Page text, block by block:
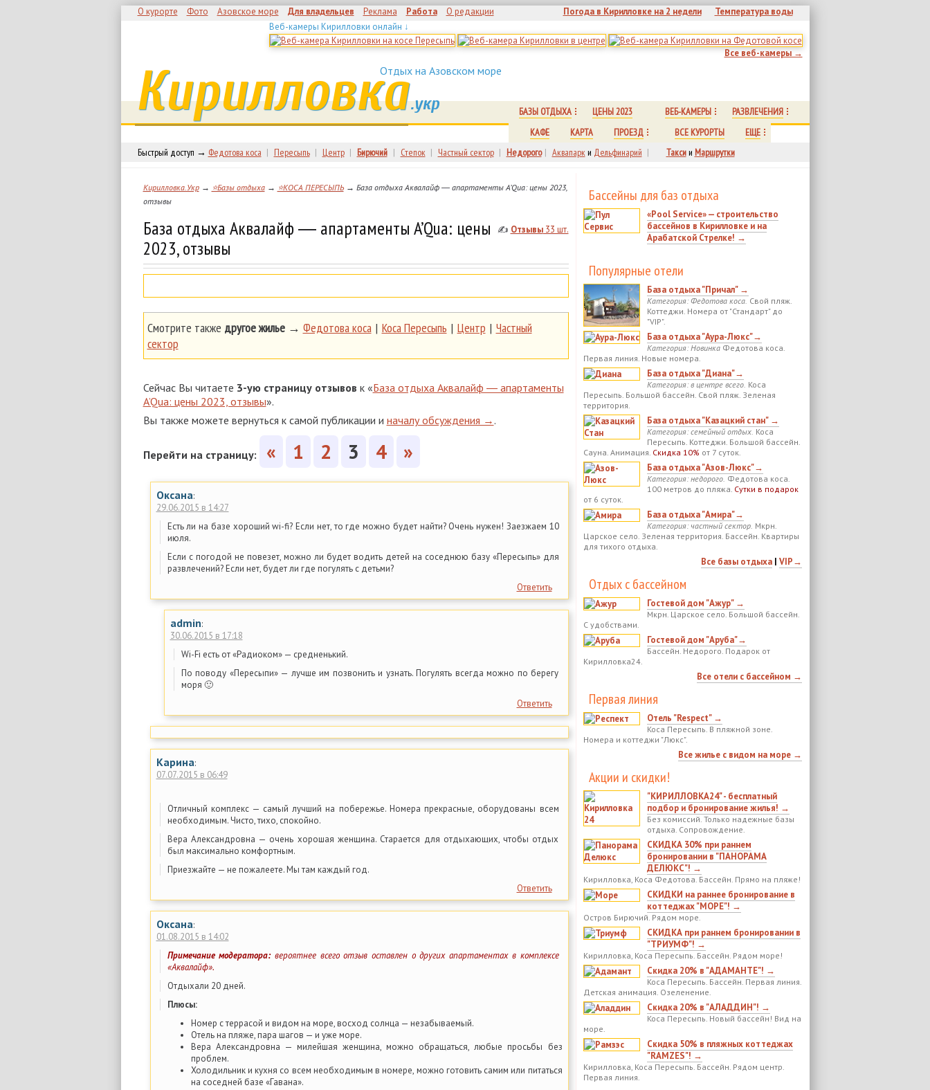
О курорте Фото Азовское море Для владельцев Реклама Работа О редакции Погода в Кирилловке на 2 недели
Температура воды
Веб-камеры Кирилловки онлайн ↓
Все веб-камеры →
Отдых на Азовском море
Кирилловка.укр БАЗЫ ОТДЫХА ЦЕНЫ 2023 ВЕБ-КАМЕРЫ
РАЗВЛЕЧЕНИЯ
КАФЕ
КАРТА ПРОЕЗД ВСЕ КУРОРТЫ
ЕЩЕ
Быстрый доступ → Федотова коса | Пересыпь | Центр | Бирючий | Степок | Частный сектор | Недорого | Аквапарки Дельфинарий | Таксии Маршрутки
Кирилловка.Укр→ ⭐Базы отдыха→ ⭐КОСА ПЕРЕСЫПЬ→ База отдыха Аквалайф ― апартаменты A’Qua: цены 2023,
отзывы
✍ Отзывы33 шт.
База отдыха Аквалайф ― апартаменты A’Qua: цены
2023, отзывы
Смотрите также другое жилье→ Федотова коса | Коса Пересыпь | Центр | Частный
сектор
Сейчас Вы читаете 3-ую страницу отзывов к «База отдыха Аквалайф ― апартаменты
A’Qua: цены 2023, отзывы».
Вы также можете вернуться к самой публикации и началу обсуждения →.
Перейти на страницу: « 1 2 3 4 »
Оксана:
29.06.2015 в 14:27
Есть ли на базе хороший wi-fi? Если нет, то где можно будет найти? Очень нужен! Заезжаем 10
июля.
Если с погодой не повезет, можно ли будет водить детей на соседнюю базу «Пересыпь» для
развлечений? Если нет, будет ли где погулять с детьми?
Ответить
admin:
30.06.2015 в 17:18
Wi-Fi есть от «Радиоком» — средненький.
По поводу «Пересыпи» — лучше им позвонить и узнать. Погулять всегда можно по берегу
моря 🙂
Ответить
Карина:
07.07.2015 в 06:49
Отличный комплекс — самый лучший на побережье. Номера прекрасные, оборудованы всем
необходимым. Чисто, тихо, спокойно.
Вера Александровна — очень хорошая женщина. Старается для отдыхающих, чтобы отдых
был максимально комфортным.
Приезжайте — не пожалеете. Мы там каждый год.
Ответить
Оксана:
01.08.2015 в 14:02
Примечание модератора:вероятнее всего отзыв оставлен о других апартаментах в комплексе
«Аквалайф».
Отдыхали 20 дней.
Плюсы:
Номер с террасой и видом на море, восход солнца — незабываемый.
Отель на пляже, пара шагов — и уже море.
Вера Александровна — милейшая женщина, можно обращаться, любые просьбы без
проблем.
Холодильник и кухня со всем необходимым в номере, можно готовить самим или питаться
на соседней базе «Гавана».
Бассейны для баз отдыха
«Pool Service» — строительство
бассейнов в Кирилловке и на
Арабатской Стрелке! →
Популярные отели
База отдыха "Причал" →
Категория: Федотова коса. Свой пляж.
Коттеджи. Номера от "Стандарт" до
"VIP".
База отдыха "Аура-Люкс"→
Категория: НовинкаФедотова коса.
Первая линия. Новые номера.
База отдыха "Диана"→
Категория: в центре всего. Коса
Пересыпь. Большой бассейн. Свой пляж. Зеленая
территория.
База отдыха "Казацкий стан" →
Категория: семейный отдых. Коса
Пересыпь. Коттеджи. Большой бассейн.
Сауна. Анимация. Скидка 10% от 7 суток.
База отдыха "Азов-Люкс"→
Категория: недорого. Федотова коса.
100 метров до пляжа. Сутки в подарок
от 6 суток.
База отдыха "Амира"→
Категория: частный сектор. Мкрн.
Царское село. Зеленая территория. Бассейн. Квартиры
для тихого отдыха.
Все базы отдыха| VIP→
Отдых с бассейном
Гостевой дом "Ажур" →
Мкрн. Царское село. Большой бассейн.
С удобствами.
Гостевой дом "Аруба"→
Бассейн. Недорого. Подарок от
Кирилловка24.
Все отели с бассейном →
Первая линия
Отель "Respect" →
Коса Пересыпь. В пляжной зоне.
Номера и коттеджи "Люкс".
Все жилье с видом на море →
Акции и скидки!
"КИРИЛЛОВКА24" - бесплатный
подбор и бронирование жилья! →
Без комиссий. Только надежные базы
отдыха. Сопровождение.
СКИДКА 30% при раннем
бронировании в "ПАНОРАМА
ДЕЛЮКС"! →
Кирилловка, Коса Федотова. Бассейн. Прямо на пляже!
СКИДКИ на раннее бронирование в
коттеджах "МОРЕ"! →
Остров Бирючий. Рядом море.
СКИДКА при раннем бронировании в
"ТРИУМФ"! →
Кирилловка, Коса Пересыпь. Бассейн. Рядом море!
Скидка 20% в "АДАМАНТЕ"! →
Коса Пересыпь. Бассейн. Первая линия.
Детская анимация. Озеленение.
Скидка 20% в "АЛАДДИН"! →
Коса Пересыпь. Новый бассейн! Вид на
море.
Скидка 50% в пляжных коттеджах
"RAMZES"! →
Кирилловка, Коса Пересыпь. Бассейн. Рядом центр.
Первая линия.